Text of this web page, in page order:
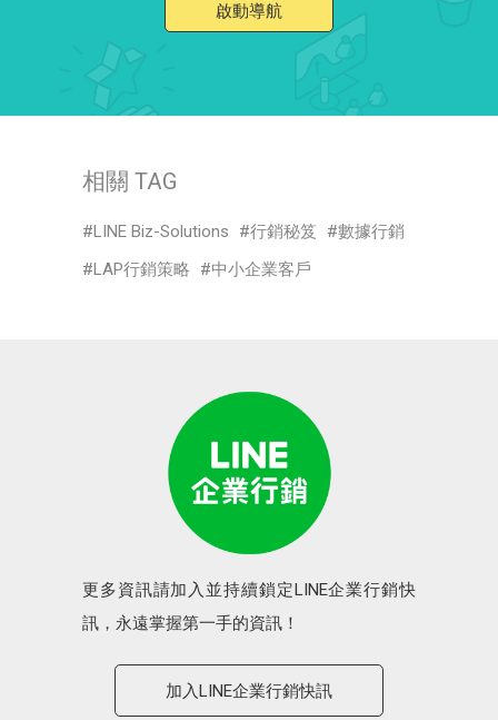
啟動導航
相關 TAG
LINE Biz-Solutions 行銷秘笈
數據行銷
LAP行銷策略
中小企業客戶
更多資訊請加入並持續鎖定LINE企業行銷快
訊，永遠掌握第一手的資訊！
加入LINE企業行銷快訊